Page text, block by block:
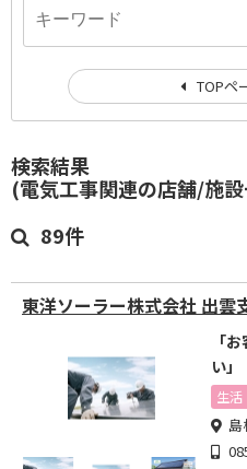
検索結果
(電気工事関連の店舗/施設
89件
東洋ソーラー株式会社 出雲
「
い
ール
生活
TOPペ